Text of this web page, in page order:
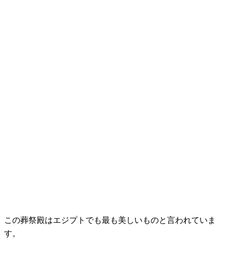
この葬祭殿はエジプトでも最も美しいものと言われていま
す。